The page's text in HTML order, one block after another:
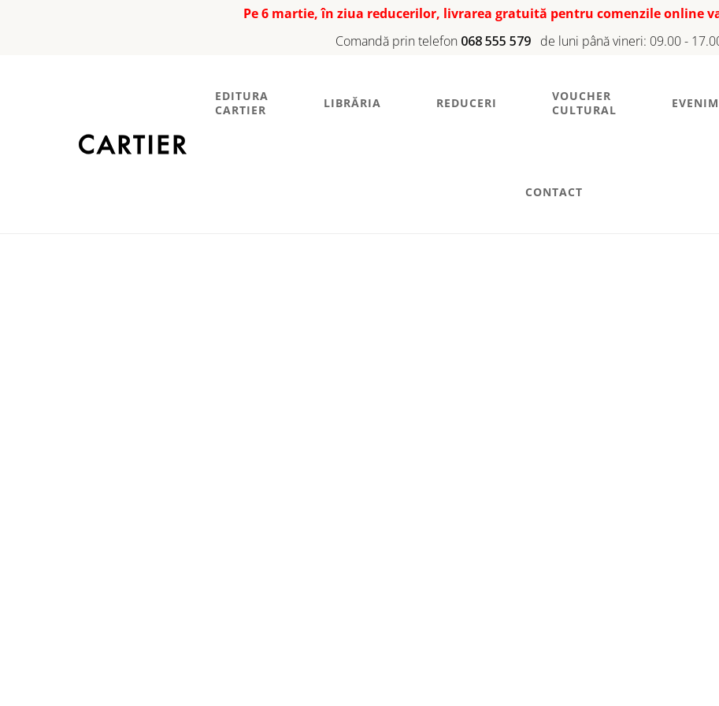
Pe 6 martie, în ziua reducerilor, livrarea gratuită pentru comenzile online
Comandă prin telefon 068 555 579 de luni până vineri: 09.00 -
EDITURA
CARTIER
LIBRĂRIA REDUCERI
VOUCHER
CULTURAL
CONTACT